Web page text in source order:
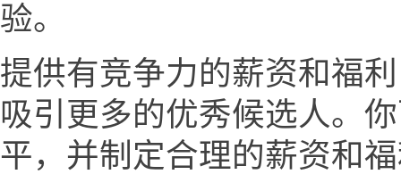
验。
提供有竞争力的薪资和福
吸引更多的优秀候选人。
平，并制定合理的薪资和